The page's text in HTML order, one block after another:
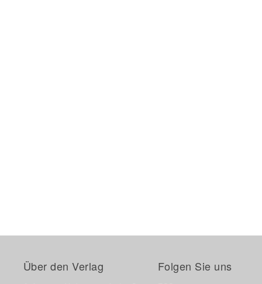
Über den Verlag Folgen Sie uns